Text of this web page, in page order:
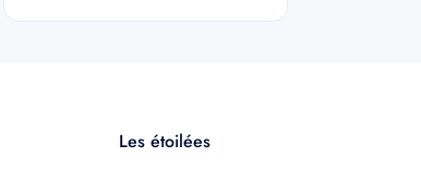
Les étoilées